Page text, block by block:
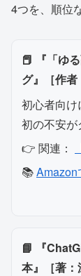
4つを、順位
📕 『「ゆ
グ』［作者
初心者向
初の不安が
👉 関連：
📚Amazon
📘 『
本』［著：